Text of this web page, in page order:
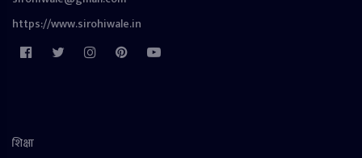
https://www.sirohiwale.in
शिक्षा